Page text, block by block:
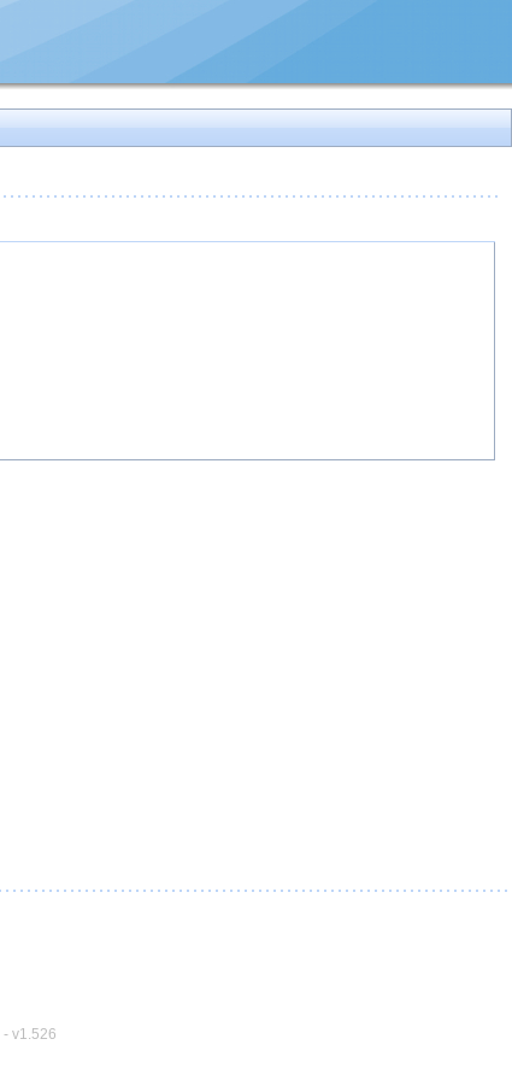
- v1.526